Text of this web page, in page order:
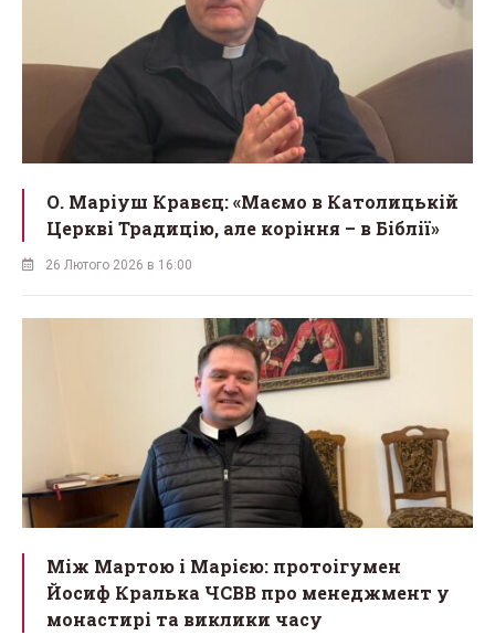
О. Маріуш Кравєц: «Маємо в Католицькій
Церкві Традицію, але коріння – в Біблії»
26 Лютого 2026 в 16:00
Між Мартою і Марією: протоігумен
Йосиф Кралька ЧСВВ про менеджмент у
монастирі та виклики часу